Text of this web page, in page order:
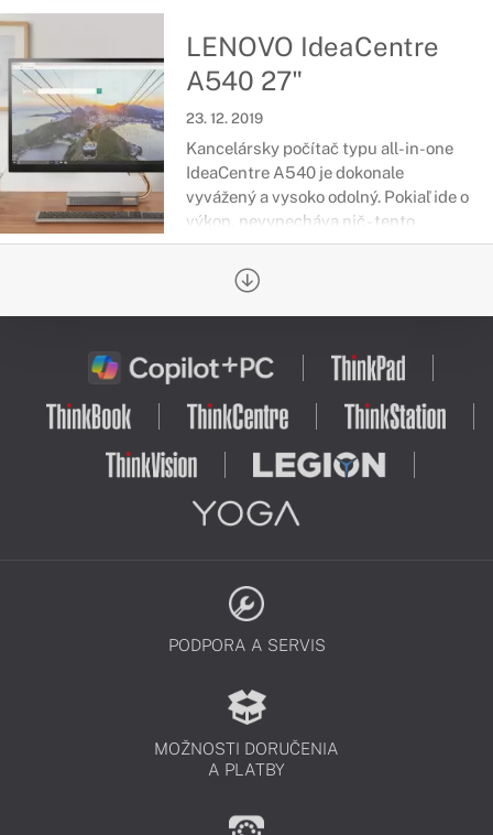
Optane™, grafikou NVIDIA® Quadro®
a podporou až 6 nezávislých displejov.
LENOVO IdeaCentre
A540 27"
23. 12. 2019
Kancelársky počítač typu all-in-one
IdeaCentre A540 je dokonale
vyvážený a vysoko odolný. Pokiaľ ide o
výkon, nevynecháva nič - tento
počítač typu all-in-one je vítaný
doplnok do akéhokoľvek domova
alebo podnikania.
PODPORA A SERVIS
MOŽNOSTI DORUČENIA
A PLATBY